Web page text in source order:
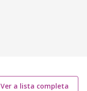
Ver a lista completa